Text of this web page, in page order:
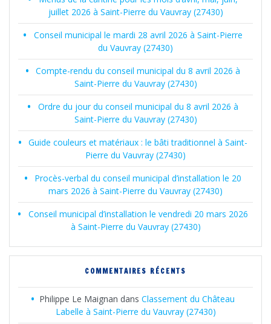
juillet 2026 à Saint-Pierre du Vauvray (27430)
Conseil municipal le mardi 28 avril 2026 à Saint-Pierre
du Vauvray (27430)
Compte-rendu du conseil municipal du 8 avril 2026 à
Saint-Pierre du Vauvray (27430)
Ordre du jour du conseil municipal du 8 avril 2026 à
Saint-Pierre du Vauvray (27430)
Guide couleurs et matériaux : le bâti traditionnel à Saint-
Pierre du Vauvray (27430)
Procès-verbal du conseil municipal d’installation le 20
mars 2026 à Saint-Pierre du Vauvray (27430)
Conseil municipal d’installation le vendredi 20 mars 2026
à Saint-Pierre du Vauvray (27430)
COMMENTAIRES RÉCENTS
Philippe Le Maignan dans Classement du Château
Labelle à Saint-Pierre du Vauvray (27430)